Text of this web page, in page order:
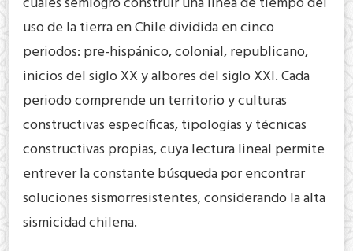
uso de la tierra en Chile dividida en cinco
periodos: pre-hispánico, colonial, republicano,
inicios del siglo XX y albores del siglo XXI. Cada
periodo comprende un territorio y culturas
constructivas específicas, tipologías y técnicas
constructivas propias, cuya lectura lineal permite
entrever la constante búsqueda por encontrar
soluciones sismorresistentes, considerando la alta
sismicidad chilena.